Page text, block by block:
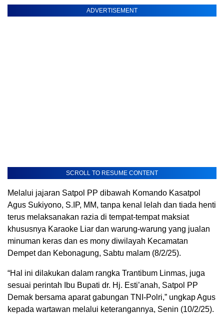
ADVERTISEMENT
SCROLL TO RESUME CONTENT
Melalui jajaran Satpol PP dibawah Komando Kasatpol
Agus Sukiyono, S.IP, MM, tanpa kenal lelah dan tiada henti
terus melaksanakan razia di tempat-tempat maksiat
khususnya Karaoke Liar dan warung-warung yang jualan
minuman keras dan es mony diwilayah Kecamatan
Dempet dan Kebonagung, Sabtu malam (8/2/25).
“Hal ini dilakukan dalam rangka Trantibum Linmas, juga
sesuai perintah Ibu Bupati dr. Hj. Esti’anah, Satpol PP
Demak bersama aparat gabungan TNI-Polri,” ungkap Agus
kepada wartawan melalui keterangannya, Senin (10/2/25).